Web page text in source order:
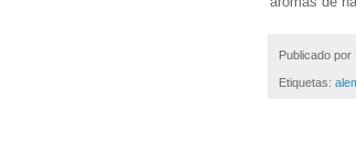
Publicado por
Etiquetas: